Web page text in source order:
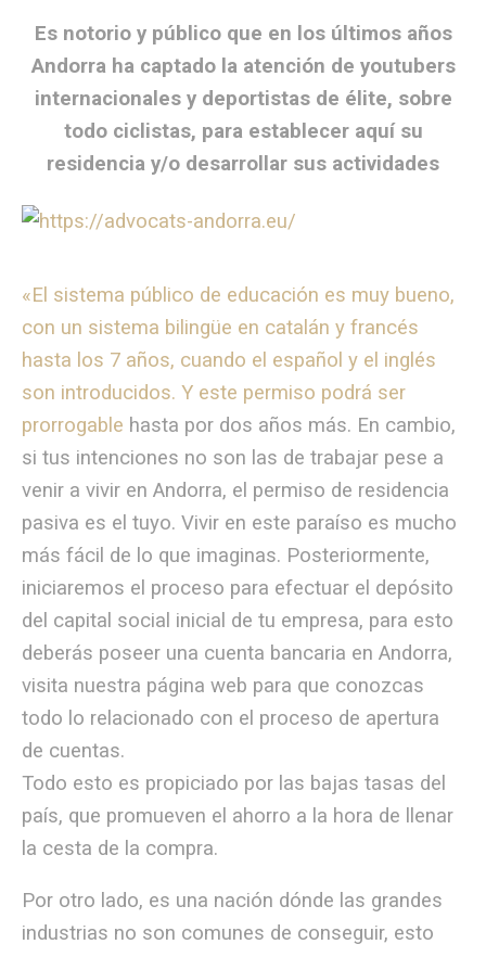
Es notorio y público que en los últimos años
Andorra ha captado la atención de youtubers
internacionales y deportistas de élite, sobre
todo ciclistas, para establecer aquí su
residencia y/o desarrollar sus actividades
«El sistema público de educación es muy bueno,
con un sistema bilingüe en catalán y francés
hasta los 7 años, cuando el español y el inglés
son introducidos. Y este permiso podrá ser
prorrogable hasta por dos años más. En cambio,
si tus intenciones no son las de trabajar pese a
venir a vivir en Andorra, el permiso de residencia
pasiva es el tuyo. Vivir en este paraíso es mucho
más fácil de lo que imaginas. Posteriormente,
iniciaremos el proceso para efectuar el depósito
del capital social inicial de tu empresa, para esto
deberás poseer una cuenta bancaria en Andorra,
visita nuestra página web para que conozcas
todo lo relacionado con el proceso de apertura
de cuentas.
Todo esto es propiciado por las bajas tasas del
país, que promueven el ahorro a la hora de llenar
la cesta de la compra.
Por otro lado, es una nación dónde las grandes
industrias no son comunes de conseguir, esto